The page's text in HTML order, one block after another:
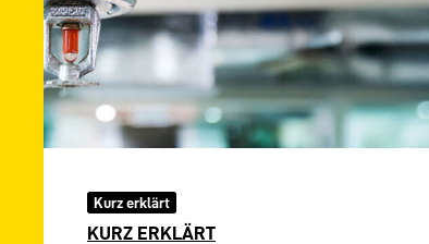
Kurz erklärt
KURZ ERKLÄRT